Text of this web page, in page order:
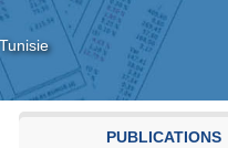
PUBLICATIONS